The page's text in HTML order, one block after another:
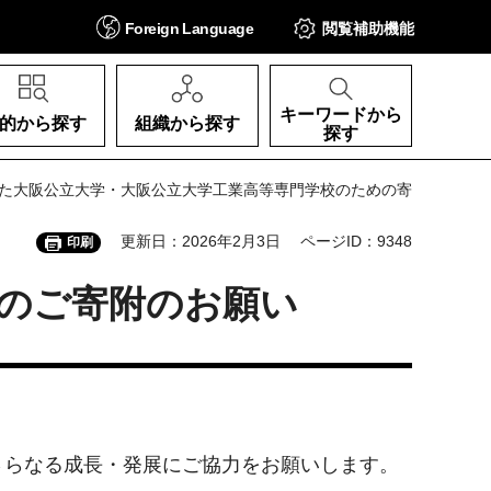
Foreign Language 閲覧補助機能
から探す 組織から探す
キーワードから
探す
大阪公立大学・大阪公立大学工業高等専門学校のための寄
印刷 更新日：2026年2月3日 ページID：9348
ご寄附のお願い
る成長・発展にご協力をお願いします。